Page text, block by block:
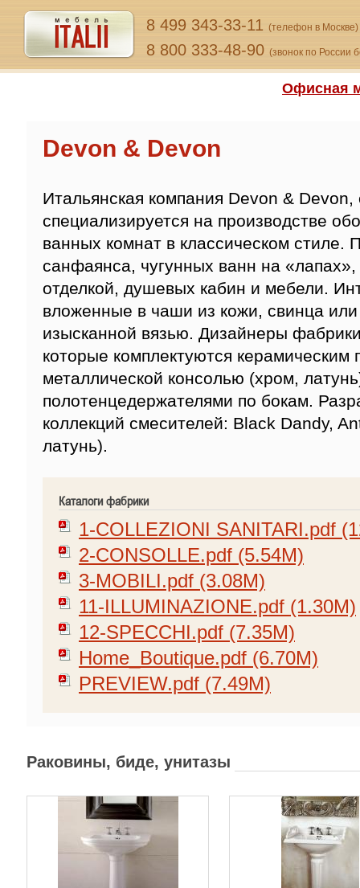
8 499 343-33-11 (телефон в Москве)
8 800 333-48-90 (звонок по России
Офисная
Devon & Devon
Итальянская компания Devon &
специализируется на производстве
ванных комнат в классическом стиле.
санфаянса, чугунных ванн на
отделкой, душевых кабин и мебели.
вложенные в чаши из кожи, свинца
изысканной вязью. Дизайнеры
которые комплектуются керамическим
металлической консолью (хром,
полотенцедержателями по бокам.
коллекций смесителей: Black Dandy,
латунь).
Каталоги фабрики
1-COLLEZIONI SANITARI.pdf
2-CONSOLLE.pdf (5.54M)
3-MOBILI.pdf (3.08M)
11-ILLUMINAZIONE.pdf (1.30M)
12-SPECCHI.pdf (7.35M)
Home_Boutique.pdf (6.70M)
PREVIEW.pdf (7.49M)
Раковины, биде, унитазы